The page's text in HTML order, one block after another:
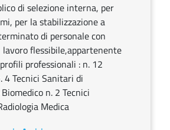
di selezione interna, per
per la stabilizzazione a
di personale con
flessibile,appartenente
professionali : n. 12
4 Tecnici Sanitari di
n. 2 Tecnici
Medica